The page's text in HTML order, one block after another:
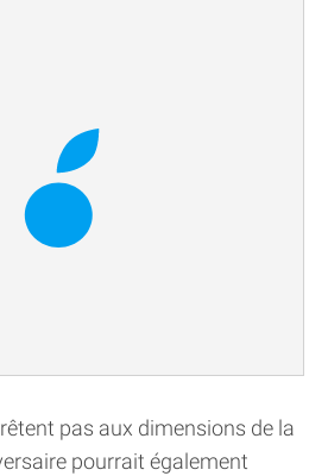
pas aux dimensions de la
pourrait également